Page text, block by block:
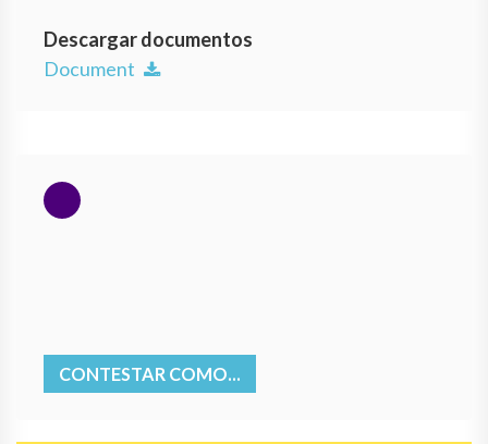
Descargar documentos
Document
CONTESTAR COMO...